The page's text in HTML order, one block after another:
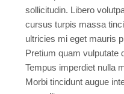
sollicitudin. Libero
cursus turpis massa
ultricies mi eget mauris
Pretium quam vulputate
Tempus imperdiet nulla
Morbi tincidunt augue